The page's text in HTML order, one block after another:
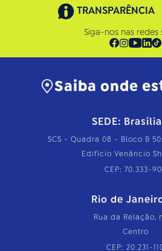
TRANSPARÊNCIA
Siga-nos nas redes
Saiba onde
SEDE:
SCS - Quadra 08 - Bloco B
Edifício Venâncio
CEP: 70.333-
Rio de
Rua da Relação,
Centro
CEP: 20.231-